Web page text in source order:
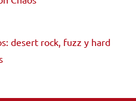
desert rock, fuzz y hard